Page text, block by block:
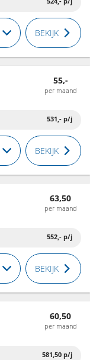
BEKIJK
55,-
per maand
531,- p/j
BEKIJK
63,50
per maand
552,- p/j
BEKIJK
60,50
per maand
581,50 p/j